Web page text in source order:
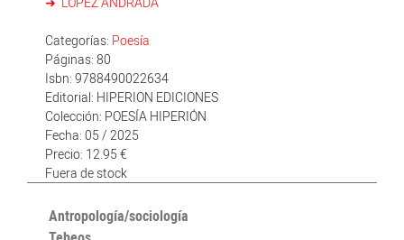
Categorías: Poesía
Páginas: 80
Isbn: 9788490022634
Editorial: HIPERION EDICIONES
Colección: POESÍA HIPERIÓN
Fecha: 05 / 2025
Precio: 12.95 €
Fuera de stock
Antropología/sociología